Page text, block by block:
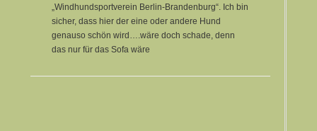
„Windhundsportverein Berlin-Brandenburg“. Ich bin
sicher, dass hier der eine oder andere Hund
genauso schön wird….wäre doch schade, denn
das nur für das Sofa wäre